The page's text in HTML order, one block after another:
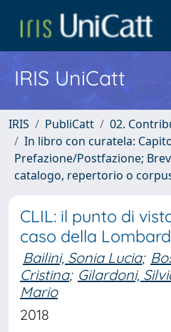
IRIS UniCatt
IRIS PubliCatt
02.
In libro con curatela:
Prefazione/Postfazione;
catalogo, repertorio o
CLIL: il punto di
caso della
Bailini, Sonia Lucia;
Cristina; Gilardoni,
Mario
2018